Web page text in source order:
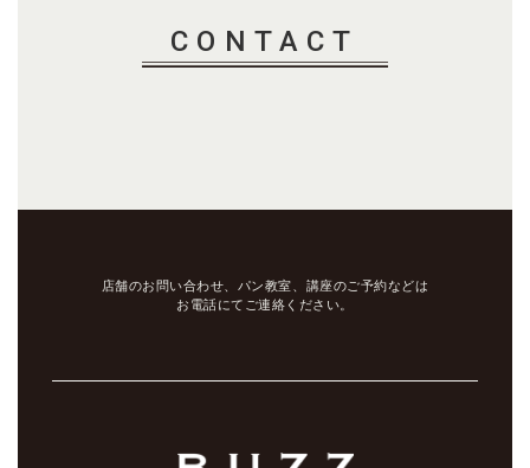
CONTACT
店舗のお問い合わせ、パン教室、講座のご予約などは
お電話にてご連絡ください。